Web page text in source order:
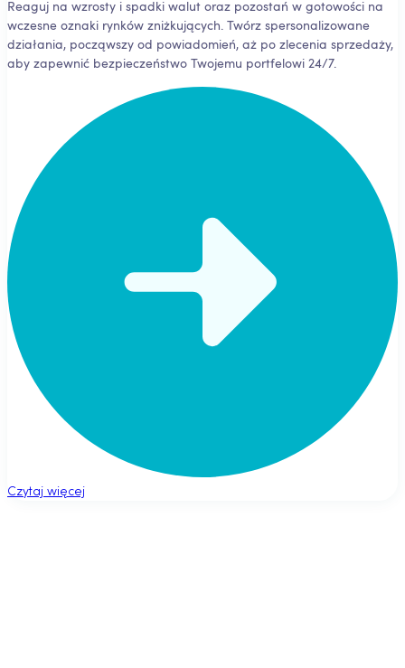
Reaguj na wzrosty i spadki walut oraz pozostań w gotowości na
wczesne oznaki rynków zniżkujących. Twórz spersonalizowane
działania, począwszy od powiadomień, aż po zlecenia sprzedaży,
aby zapewnić bezpieczeństwo Twojemu portfelowi 24/7.
Czytaj więcej